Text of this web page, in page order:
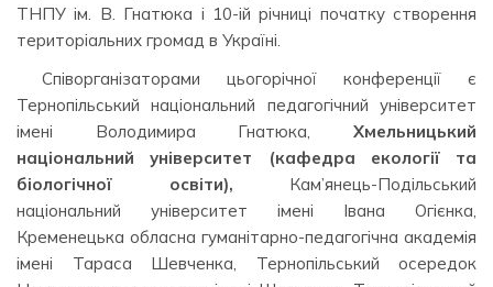
ТНПУ ім. В. Гнатюка і 10-ій річниці початку створення
територіальних громад в Україні.
Співорганізаторами цьогорічної конференції є
Тернопільський національний педагогічний університет
імені Володимира Гнатюка, Хмельницький
національний університет (кафедра екології та
біологічної освіти), Кам’янець-Подільський
національний університет імені Івана Огієнка,
Кременецька обласна гуманітарно-педагогічна академія
імені Тараса Шевченка, Тернопільський осередок